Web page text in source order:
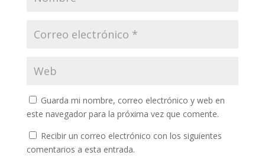
Guarda mi nombre, correo electrónico y web en
este navegador para la próxima vez que comente.
Recibir un correo electrónico con los siguientes
comentarios a esta entrada.